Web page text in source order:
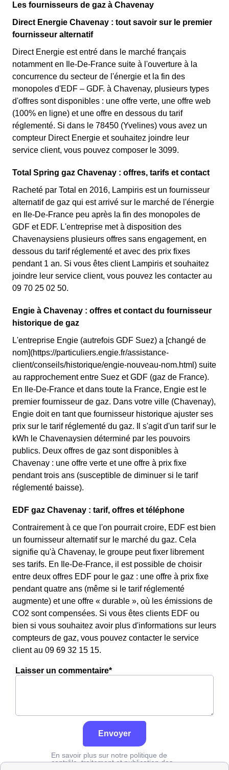
Les fournisseurs de gaz à Chavenay
Direct Energie Chavenay : tout savoir sur le premier
fournisseur alternatif
Direct Energie est entré dans le marché français
notamment en Ile-De-France suite à l'ouverture à la
concurrence du secteur de l'énergie et la fin des
monopoles d'EDF – GDF. à Chavenay, plusieurs types
d'offres sont disponibles : une offre verte, une offre web
(100% en ligne) et une offre en dessous du tarif
réglementé. Si dans le 78450 (Yvelines) vous avez un
compteur Direct Energie et souhaitez joindre leur
service client, vous pouvez composer le 3099.
Total Spring gaz Chavenay : offres, tarifs et contact
Racheté par Total en 2016, Lampiris est un fournisseur
alternatif de gaz qui est arrivé sur le marché de l'énergie
en Ile-De-France peu après la fin des monopoles de
GDF et EDF. L'entreprise met à disposition des
Chavenaysiens plusieurs offres sans engagement, en
dessous du tarif réglementé et avec des prix fixes
pendant 1 an. Si vous êtes client Lampiris et souhaitez
joindre leur service client, vous pouvez les contacter au
09 70 25 02 50.
Engie à Chavenay : offres et contact du fournisseur
historique de gaz
L'entreprise Engie (autrefois GDF Suez) a [changé de
nom](https://particuliers.engie.fr/assistance-
client/conseils/historique/engie-nouveau-nom.html) suite
au rapprochement entre Suez et GDF (gaz de France).
En Ile-De-France et dans toute la France, Engie est le
premier fournisseur de gaz. Dans votre ville (Chavenay),
Engie doit en tant que fournisseur historique ajuster ses
prix sur le tarif réglementé du gaz. Il s'agit d'un tarif sur le
kWh le Chavenaysien déterminé par les pouvoirs
publics. Deux offres de gaz sont disponibles à
Chavenay : une offre verte et une offre à prix fixe
pendant trois ans (susceptible de diminuer si le tarif
réglementé baisse).
EDF gaz Chavenay : tarif, offres et téléphone
Contrairement à ce que l'on pourrait croire, EDF est bien
un fournisseur alternatif sur le marché du gaz. Cela
signifie qu'à Chavenay, le groupe peut fixer librement
ses tarifs. En Ile-De-France, il est possible de choisir
entre deux offres EDF pour le gaz : une offre à prix fixe
pendant quatre ans (même si le tarif réglementé
augmente) et une offre « durable », où les émissions de
CO2 sont compensées. Si vous êtes clients EDF ou
bien si vous souhaitez avoir plus d'informations sur leurs
compteurs de gaz, vous pouvez contacter le service
client au 09 69 32 15 15.
Laisser un commentaire*
Envoyer
En savoir plus sur notre politique de
contrôle, traitement et publication des